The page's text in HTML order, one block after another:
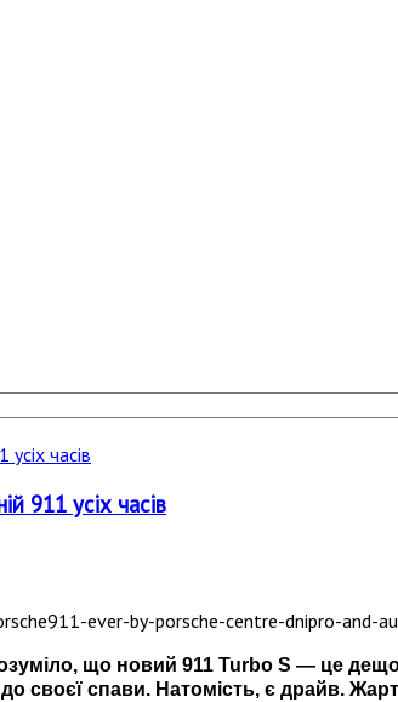
911 усіх часів
що новий 911 Turbo S — це
своєї спави. Натомість, є драйв.